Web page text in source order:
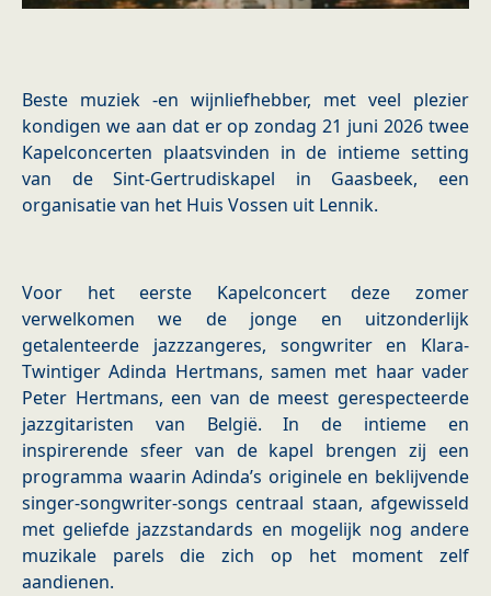
Beste muziek -en wijnliefhebber, met veel plezier
kondigen we aan dat er op zondag 21 juni 2026 twee
Kapelconcerten plaatsvinden in de intieme setting
van de Sint-Gertrudiskapel in Gaasbeek, een
organisatie van het Huis Vossen uit Lennik.
Voor het eerste Kapelconcert deze zomer
verwelkomen we de jonge en uitzonderlijk
getalenteerde jazzzangeres, songwriter en Klara-
Twintiger Adinda Hertmans, samen met haar vader
Peter Hertmans, een van de meest gerespecteerde
jazzgitaristen van België. In de intieme en
inspirerende sfeer van de kapel brengen zij een
programma waarin Adinda’s originele en beklijvende
singer-songwriter-songs centraal staan, afgewisseld
met geliefde jazzstandards en mogelijk nog andere
muzikale parels die zich op het moment zelf
aandienen.